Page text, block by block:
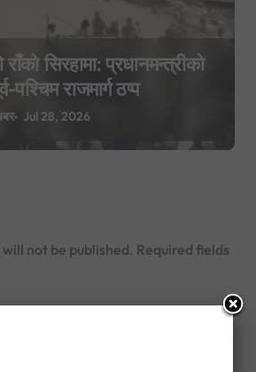
सिरहामा: प्रधानमन्त्रीको
पश्चिम राजमार्ग ठप्प
Jul 28, 2026
not be published. Required fields